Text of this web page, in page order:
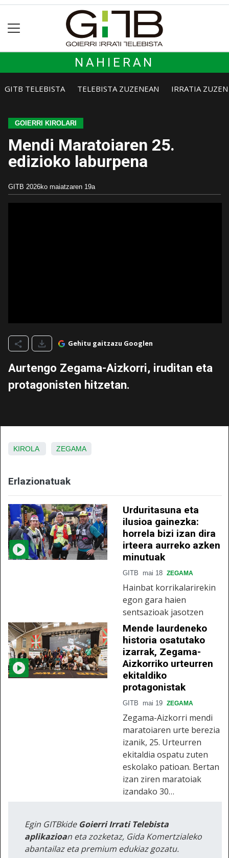
NAHIERAN
GITB TELEBISTA TELEBISTA ZUZENEAN IRRATIA
GOIERRI KIROLARI
Mendi Maratoiaren 25.
edizioko laburpena
GITB 2026ko maiatzaren 19a
Gehitu gaitzazu Googlen
Aurtengo Zegama-Aizkorri, iruditan eta
protagonisten hitzetan.
KIROLA ZEGAMA
Erlazionatuak
Urduritasuna eta
ilusioa gainezka:
horrela bizi izan dira
irteera aurreko azken
minutuak
GITB mai 18 ZEGAMA
Hainbat korrikalarirekin
egon gara haien
sentsazioak jasotzen
Mende laurdeneko
historia osatutako
izarrak, Zegama-
Aizkorriko urteurren
ekitaldiko
protagonistak
GITB mai 19 ZEGAMA
Zegama-Aizkorri mendi
maratoiaren urte berezia
izanik, 25. Urteurren
ekitaldia ospatu zuten
eskolako patioan. Bertan
izan ziren maratoiak
izandako 30…
Egin GITBkide Goierri Irrati Telebista
aplikazioan eta zozketaz, Gida Komertzialeko
abantailaz eta premium edukiaz gozatu.